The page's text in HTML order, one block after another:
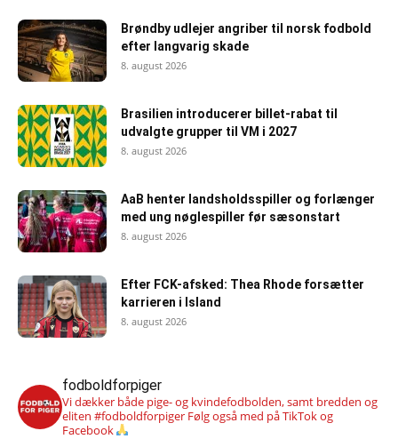
Brøndby udlejer angriber til norsk fodbold
efter langvarig skade
8. august 2026
Brasilien introducerer billet-rabat til
udvalgte grupper til VM i 2027
8. august 2026
AaB henter landsholdsspiller og forlænger
med ung nøglespiller før sæsonstart
8. august 2026
Efter FCK-afsked: Thea Rhode forsætter
karrieren i Island
8. august 2026
fodboldforpiger
Vi dækker både pige- og kvindefodbolden, samt bredden og
eliten #fodboldforpiger Følg også med på TikTok og
Facebook